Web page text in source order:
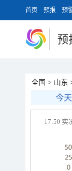
首页 预报 预
预
全国 > 山东
今天
17:50 实